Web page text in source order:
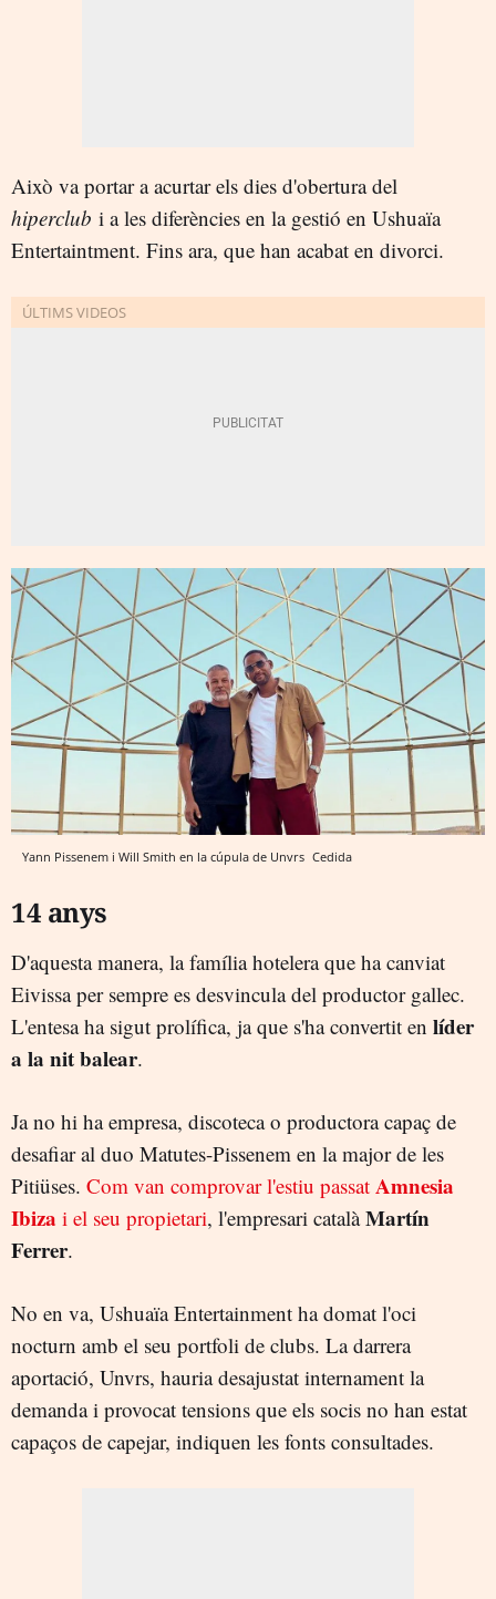
Això va portar a acurtar els dies d'obertura del
hiperclub i a les diferències en la gestió en Ushuaïa
Entertaintment. Fins ara, que han acabat en divorci.
Yann Pissenem i Will Smith en la cúpula de Unvrs Cedida
14 anys
D'aquesta manera, la família hotelera que ha canviat
Eivissa per sempre es desvincula del productor gallec.
L'entesa ha sigut prolífica, ja que s'ha convertit en líder
a la nit balear.
Ja no hi ha empresa, discoteca o productora capaç de
desafiar al duo Matutes-Pissenem en la major de les
Pitiüses. Com van comprovar l'estiu passat Amnesia
Ibiza i el seu propietari, l'empresari catalàMartín
Ferrer.
No en va, Ushuaïa Entertainment ha domat l'oci
nocturn amb el seu portfoli de clubs. La darrera
aportació, Unvrs, hauria desajustat internament la
demanda i provocat tensions que els socis no han estat
capaços de capejar, indiquen les fonts consultades.